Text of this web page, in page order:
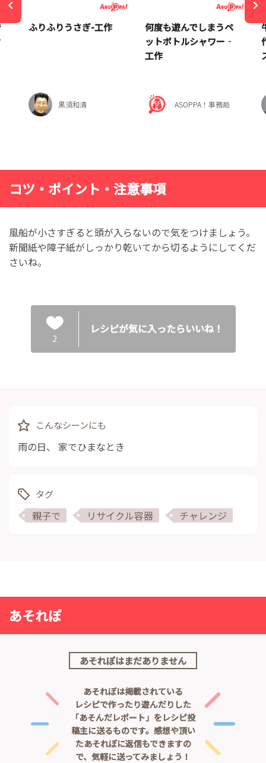
ふりふりうさぎ-工作
黒須和清
何度も遊んでしまうペ
ットボトルシャワー‐
工作
ASOPPA！事務局
コツ・ポイント・注意事項
風船が小さすぎると頭が入らないので気をつけましょう。
新聞紙や障子紙がしっかり乾いてから切るようにしてくだ
さいね。
2
レシピが気に入ったらいいね！
こんなシーンにも
雨の日、 家でひまなとき
タグ
親子で リサイクル容器 チャレンジ
あそれぽ
あそれぽはまだありません
あそれぽは掲載されている
レシピで作ったり遊んだりした
「あそんだレポート」をレシピ投
稿主に送るものです。 感想や頂い
たあそれぽに返信もできますの
で、気軽に送ってみましょう！